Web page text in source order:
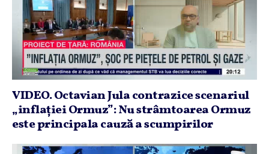
VIDEO. Octavian Jula contrazice scenariul
„inflaţiei Ormuz”: Nu strâmtoarea Ormuz
este principala cauză a scumpirilor